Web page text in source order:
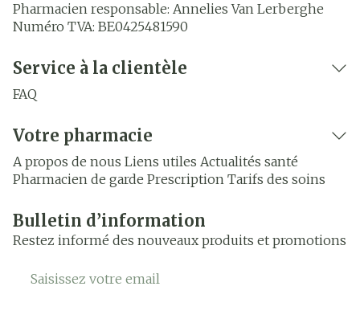
Pharmacien responsable: Annelies Van Lerberghe
Numéro TVA: BE0425481590
Service à la clientèle
FAQ
Votre pharmacie
A propos de nous Liens utiles Actualités santé
Pharmacien de garde Prescription Tarifs des soins
Bulletin d’information
Restez informé des nouveaux produits et promotions
Adresse mail